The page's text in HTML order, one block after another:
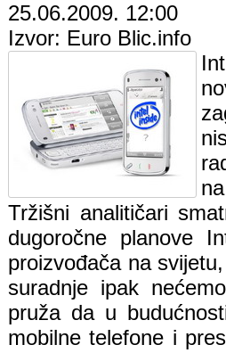
25.06.2009. 12:00
Izvor: Euro Blic.info
Tržišni analitičari
dugoročne planove
proizvođača na
suradnje ipak
pruža da u
mobilne telefone i